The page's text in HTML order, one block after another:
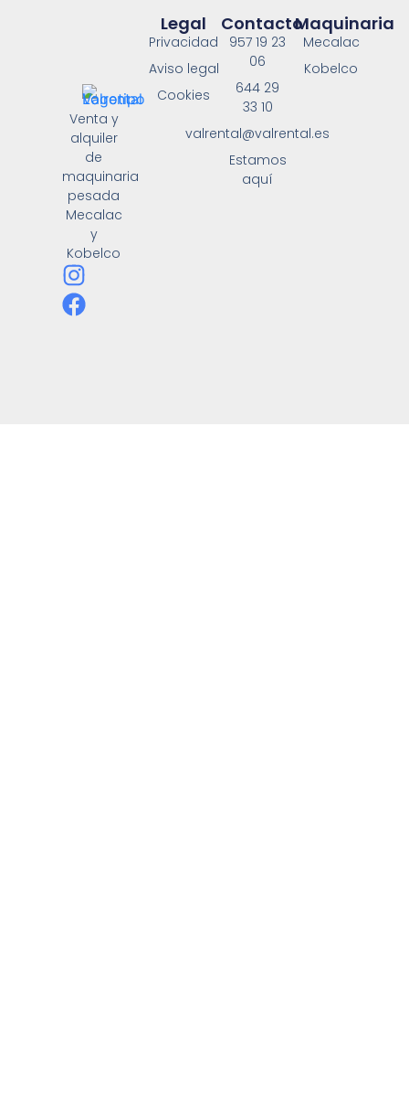
Venta y
alquiler
de
maquinaria
pesada
Mecalac
y
Kobelco
Contacto
957 19 23
06
644 29
33 10
valrental@valrental.es
Estamos
aquí
Legal
Privacidad
Aviso legal
Cookies
Maquinaria
Mecalac
Kobelco